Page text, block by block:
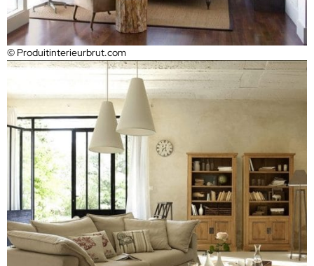
© Produitinterieurbrut.com